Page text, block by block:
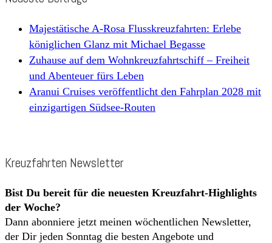
Majestätische A-Rosa Flusskreuzfahrten: Erlebe
königlichen Glanz mit Michael Begasse
Zuhause auf dem Wohnkreuzfahrtschiff – Freiheit
und Abenteuer fürs Leben
Aranui Cruises veröffentlicht den Fahrplan 2028 mit
einzigartigen Südsee-Routen
Kreuzfahrten Newsletter
Bist Du bereit für die neuesten Kreuzfahrt-Highlights
der Woche?
Dann abonniere jetzt meinen wöchentlichen Newsletter,
der Dir jeden Sonntag die besten Angebote und